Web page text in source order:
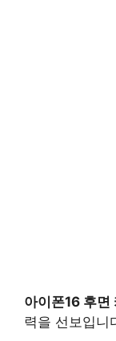
아이폰16 후면
력을 선보입니